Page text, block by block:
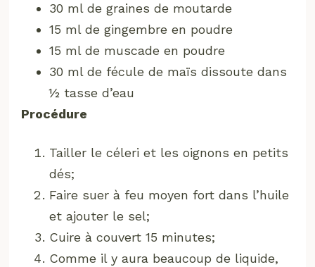
30 ml de graines de moutarde
15 ml de gingembre en poudre
15 ml de muscade en poudre
30 ml de fécule de maïs dissoute dans
½ tasse d’eau
Procédure
Tailler le céleri et les oignons en petits
dés;
Faire suer à feu moyen fort dans l’huile
et ajouter le sel;
Cuire à couvert 15 minutes;
Comme il y aura beaucoup de liquide,